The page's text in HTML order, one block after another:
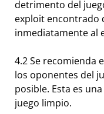
detrimento del
exploit encontrado
inmediatamente al
4.2 Se recomienda
los oponentes del
posible. Esta es
juego limpio.